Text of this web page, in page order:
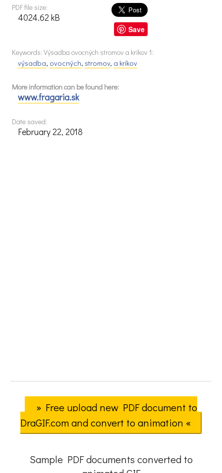
Save
PDF file size:
4024.62 kB
Keywords: Výsadba ovocných stromov a kríkov 1:
výsadba, ovocných, stromov, a kríkov
More information can be found here:
www.fragaria.sk
Date saved:
February 22, 2018
» Free upload new PDF document to
DraGIF.com and convert to animation «
Sample PDF documents converted to